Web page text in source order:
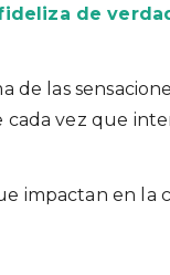
de
de las
vez que
impactan en la